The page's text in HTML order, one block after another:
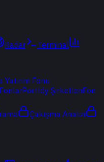
Radar
Terminal
Yatırım Fonu
Portföy ŞirketleriFon
Çakışma Analizi